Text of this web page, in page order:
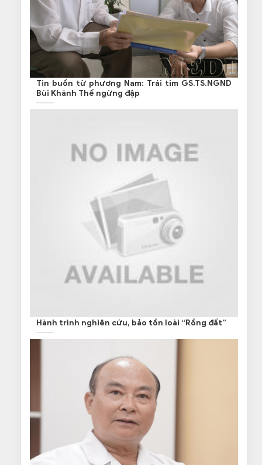
Tin buồn từ phương Nam: Trái tim GS.TS.NGND
Bùi Khánh Thế ngừng đập
Hành trình nghiên cứu, bảo tồn loài “Rồng đất”